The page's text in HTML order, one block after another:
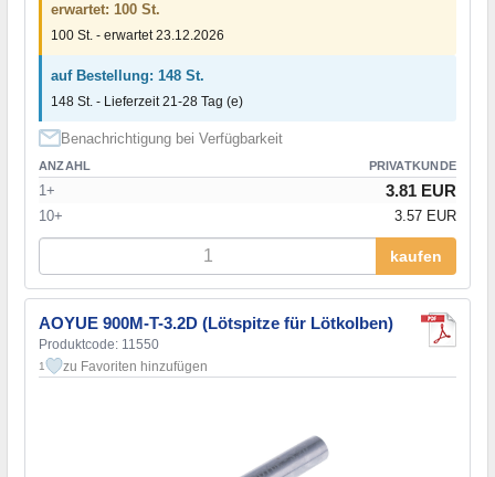
erwartet: 100 St.
100 St. - erwartet 23.12.2026
auf Bestellung: 148 St.
148 St. - Lieferzeit 21-28 Tag (e)
Benachrichtigung bei Verfügbarkeit
ANZAHL PRIVATKUNDE
1+ 3.81 EUR
10+ 3.57 EUR
kaufen
AOYUE 900M-T-3.2D (Lötspitze für Lötkolben)
Produktcode: 11550
1 zu Favoriten hinzufügen